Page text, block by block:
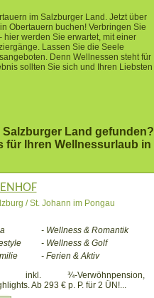
im Salzburger Land. Jetzt über
Obertauern buchen! Verbringen Sie
hier werden Sie erwartet, mit einer
Lassen Sie die Seele
Denn Wellnessen steht für
sollten Sie sich und Ihren Liebsten
Land gefunden?
für Ihren Wellnessurlaub in
/ St. Johann im Pongau
- Wellness & Romantik
- Wellness & Golf
- Ferien & Aktiv
inkl. ¾-Verwöhnpension,
Ab 293 € p. P. für 2 ÜN!...